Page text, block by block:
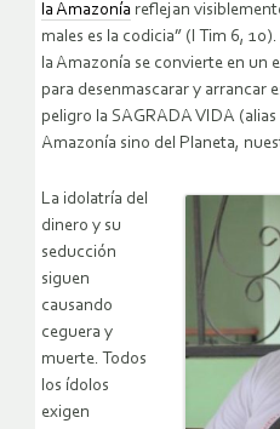
la Amazonía reflejan
males es la codicia” (I Tim 6,
la Amazonía se convierte en un
para desenmascarar y arrancar
peligro la SAGRADA VIDA (alias
Amazonía sino del Planeta,
La idolatría del
dinero y su
seducción
siguen
causando
ceguera y
muerte. Todos
los ídolos
exigen